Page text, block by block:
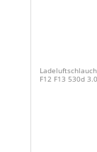
F12 F13 530d